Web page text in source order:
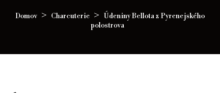
Domov Charcuterie
Údeniny Bellota z Pyrenejského
polostrova